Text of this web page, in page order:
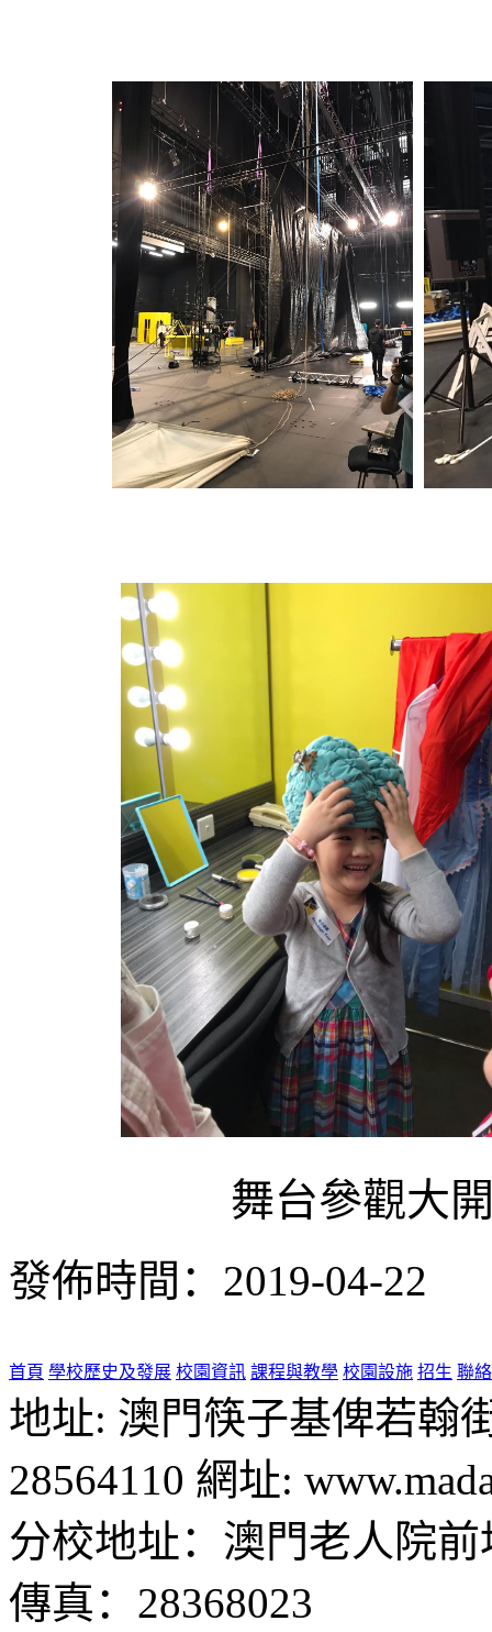
舞台參觀大
發佈時間：2019-04-22
首頁 學校歷史及發展 校園資訊 課程與教學 校園設施 招生 聯
地址: 澳門筷子基俾若翰
28564110 網址:
分校地址：澳門老人院
傳真：28368023